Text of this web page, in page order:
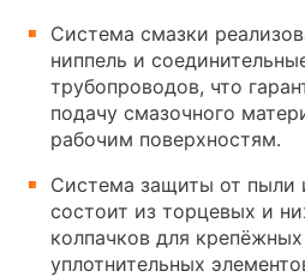
Система смазки
ниппель и
трубопроводов, что
подачу смазочного
рабочим поверхностям.
Система защиты от пыли
состоит из торцевых и
колпачков для
уплотнительных